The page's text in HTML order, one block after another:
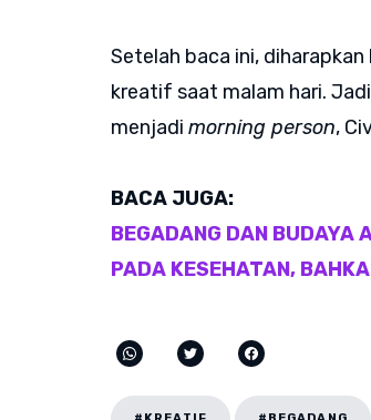
Setelah baca ini,
kreatif saat malam hari.
menjadi morning person,
BACA JUGA:
BEGADANG DAN BUDAYA
PADA KESEHATAN,